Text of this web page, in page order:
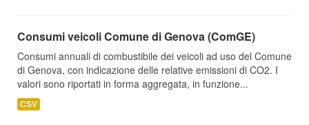
Consumi veicoli Comune di Genova (ComGE)
Consumi annuali di combustibile dei veicoli ad uso del Comune
di Genova, con indicazione delle relative emissioni di CO2. I
valori sono riportati in forma aggregata, in funzione...
CSV